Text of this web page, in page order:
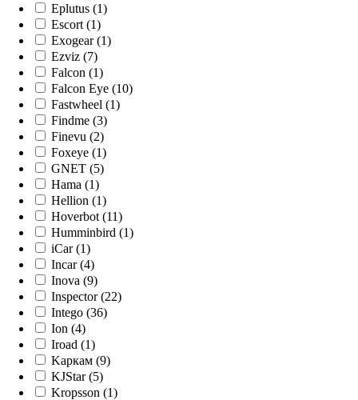
Eplutus (1)
Escort (1)
Exogear (1)
Ezviz (7)
Falcon (1)
Falcon Eye (10)
Fastwheel (1)
Findme (3)
Finevu (2)
Foxeye (1)
GNET (5)
Hama (1)
Hellion (1)
Hoverbot (11)
Humminbird (1)
iCar (1)
Incar (4)
Inova (9)
Inspector (22)
Intego (36)
Ion (4)
Iroad (1)
Kaркам (9)
KJStar (5)
Kropsson (1)